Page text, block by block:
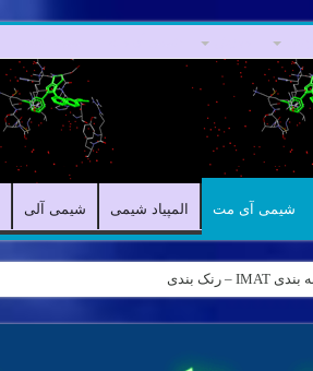
شیمی آی مت المپیاد شیمی شیمی آلی